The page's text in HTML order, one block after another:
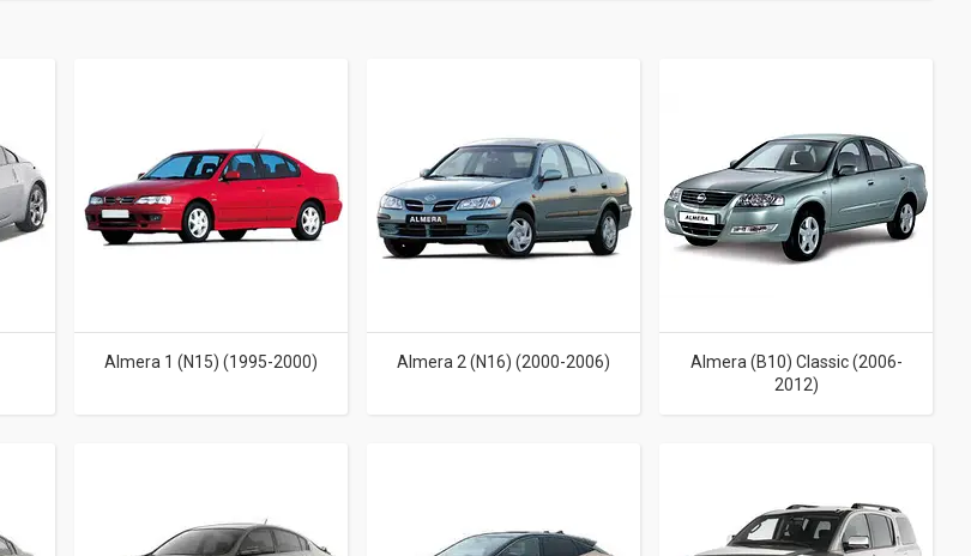
Almera 1 (N15) (1995-2000) Almera 2 (N16) (2000-2006)
Almera (B10) Classic (2006-
2012)